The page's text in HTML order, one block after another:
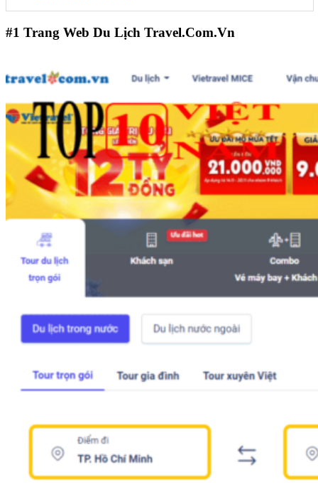
#1 Trang Web Du Lịch Travel.Com.Vn